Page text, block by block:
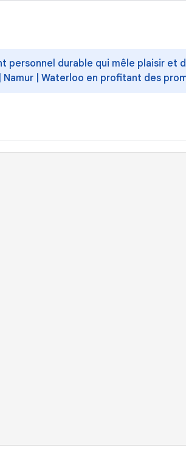
personnel durable qui mêle plaisir
Namur | Waterloo en profitant des